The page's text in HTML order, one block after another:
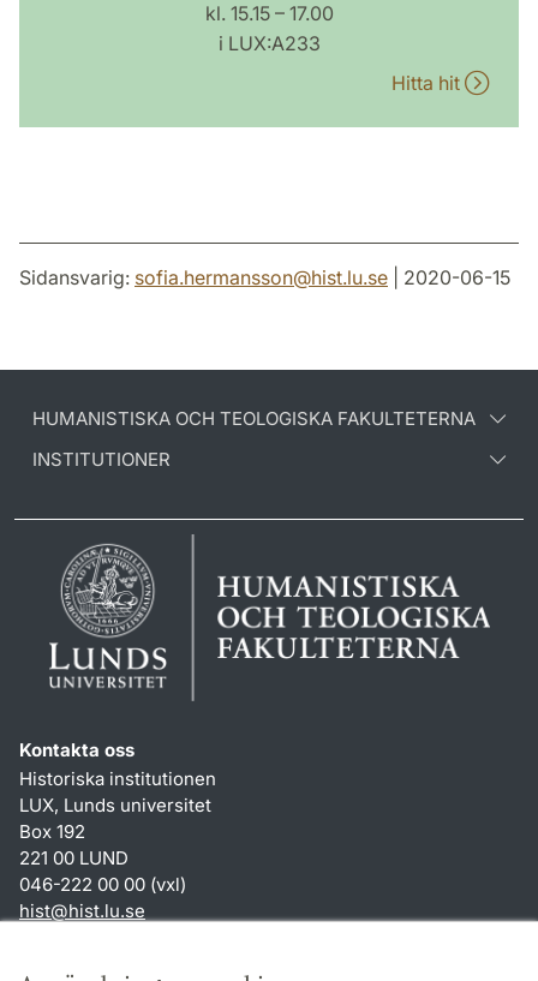
kl. 15.15 – 17.00
i LUX:A233
Hitta hit
Sidansvarig: sofia.hermansson@hist.lu.se | 2020-06-15
HUMANISTISKA OCH TEOLOGISKA FAKULTETERNA
INSTITUTIONER
Kontakta oss
Historiska institutionen
LUX, Lunds universitet
Box 192
221 00 LUND
046-222 00 00 (vxl)
hist@hist.lu.se
Genvägar